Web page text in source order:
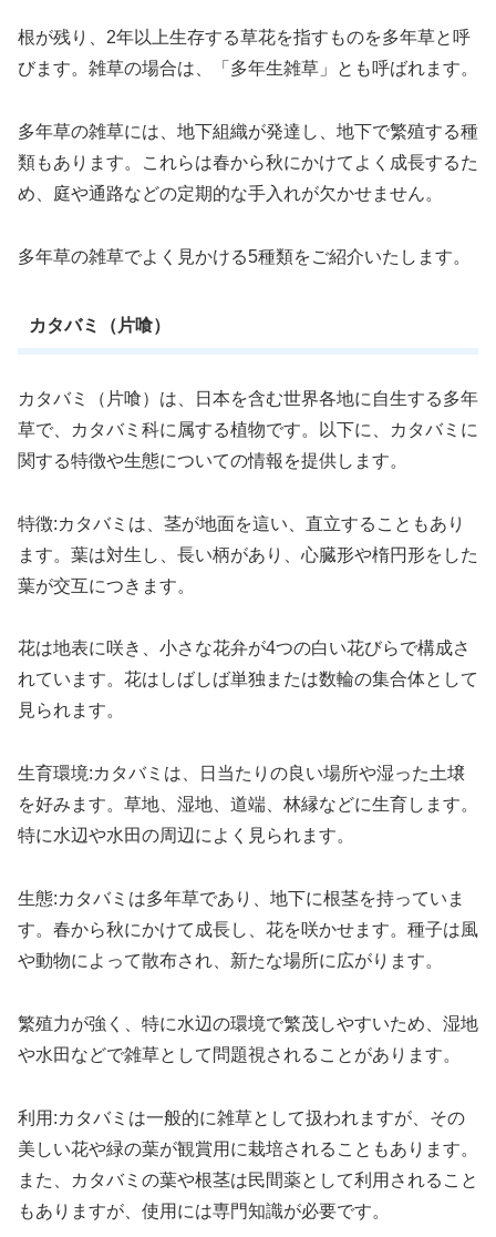
根が残り、2年以上生存する草花を指すものを多年草と呼
びます。雑草の場合は、「多年生雑草」とも呼ばれます。
多年草の雑草には、地下組織が発達し、地下で繁殖する種
類もあります。これらは春から秋にかけてよく成長するた
め、庭や通路などの定期的な手入れが欠かせません。
多年草の雑草でよく見かける5種類をご紹介いたします。
カタバミ（片喰）
カタバミ（片喰）は、日本を含む世界各地に自生する多年
草で、カタバミ科に属する植物です。以下に、カタバミに
関する特徴や生態についての情報を提供します。
特徴:カタバミは、茎が地面を這い、直立することもあり
ます。葉は対生し、長い柄があり、心臓形や楕円形をした
葉が交互につきます。
花は地表に咲き、小さな花弁が4つの白い花びらで構成さ
れています。花はしばしば単独または数輪の集合体として
見られます。
生育環境:カタバミは、日当たりの良い場所や湿った土壌
を好みます。草地、湿地、道端、林縁などに生育します。
特に水辺や水田の周辺によく見られます。
生態:カタバミは多年草であり、地下に根茎を持っていま
す。春から秋にかけて成長し、花を咲かせます。種子は風
や動物によって散布され、新たな場所に広がります。
繁殖力が強く、特に水辺の環境で繁茂しやすいため、湿地
や水田などで雑草として問題視されることがあります。
利用:カタバミは一般的に雑草として扱われますが、その
美しい花や緑の葉が観賞用に栽培されることもあります。
また、カタバミの葉や根茎は民間薬として利用されること
もありますが、使用には専門知識が必要です。